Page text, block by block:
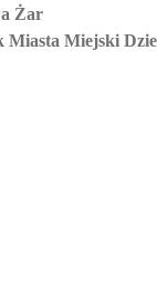
Żar
Miasta Miejski